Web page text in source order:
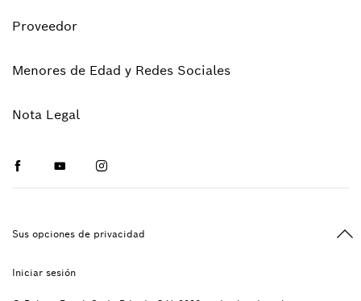
Proveedor
Menores de Edad y Redes Sociales
Nota Legal
FacebookYoutubeInstagram
Sus opciones de privacidad
Iniciar sesión